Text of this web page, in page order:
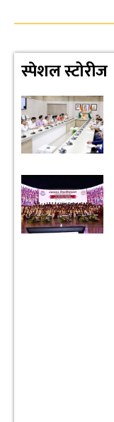
स्पेशल स्टोरीज